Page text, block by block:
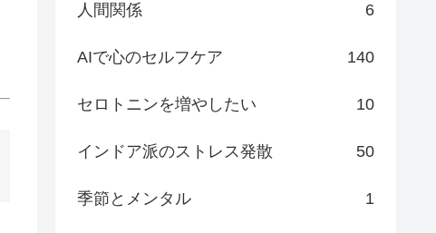
人間関係 6
AIで心のセルフケア 140
セロトニンを増やしたい 10
インドア派のストレス発散 50
季節とメンタル 1